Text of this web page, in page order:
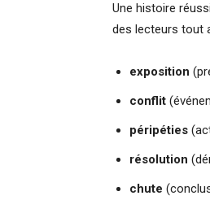
Une histoire
des lecteurs tout
exposition
conflit
péripéties
résolution
chute